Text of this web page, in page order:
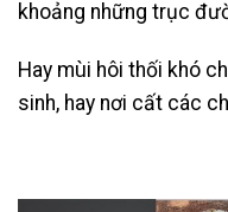
khoảng những trục
Hay mùi hôi thối khó
sinh, hay nơi cất các